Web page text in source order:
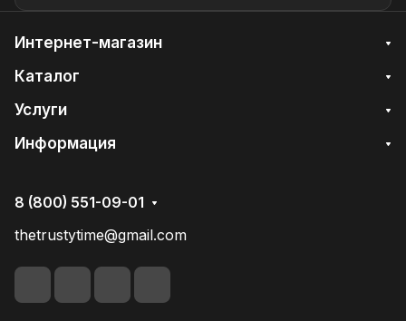
Интернет-магазин
Каталог
Услуги
Информация
8 (800) 551-09-01
thetrustytime@gmail.com